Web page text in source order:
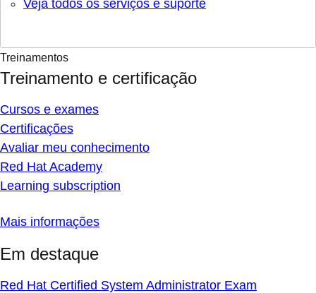
Veja todos os serviços e suporte
Treinamentos
Treinamento e certificação
Cursos e exames
Certificações
Avaliar meu conhecimento
Red Hat Academy
Learning subscription
Mais informações
Em destaque
Red Hat Certified System Administrator Exam